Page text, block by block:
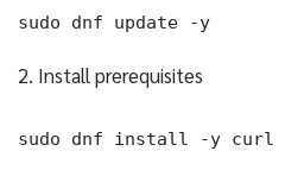
sudo dnf update -y
2. Install prerequisites
sudo dnf install -y curl